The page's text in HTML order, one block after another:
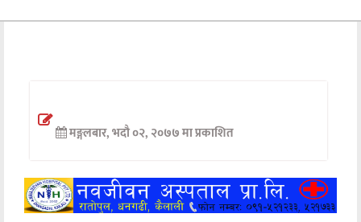
अन्तर्वार्ता
खेलकुद
मनोरञ्जन
मङ्गलबार, भदौ ०२, २०७७ मा प्रकाशित